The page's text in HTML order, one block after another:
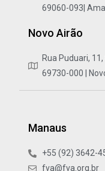
69060-093|
Novo Airão
Rua Puduari,
69730-000 |
Manaus
+55 (92) 3642-
fva@fva.org.br